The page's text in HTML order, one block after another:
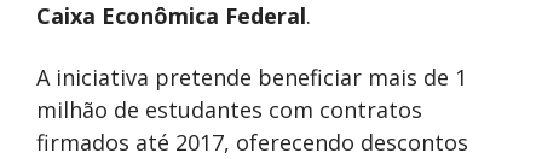
Caixa Econômica Federal.
A iniciativa pretende beneficiar mais de 1
milhão de estudantes com contratos
firmados até 2017, oferecendo descontos